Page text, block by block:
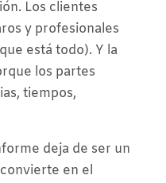
Los clientes
y profesionales
está todo). Y la
los partes
tiempos,
deja de ser un
en el